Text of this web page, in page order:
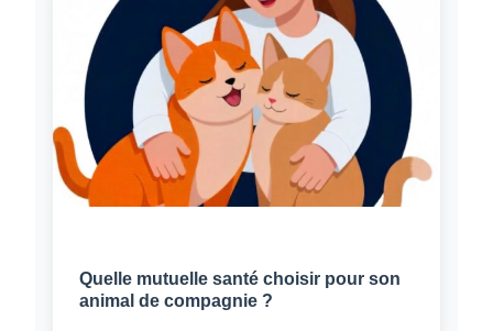
Quelle mutuelle santé choisir pour son
animal de compagnie ?